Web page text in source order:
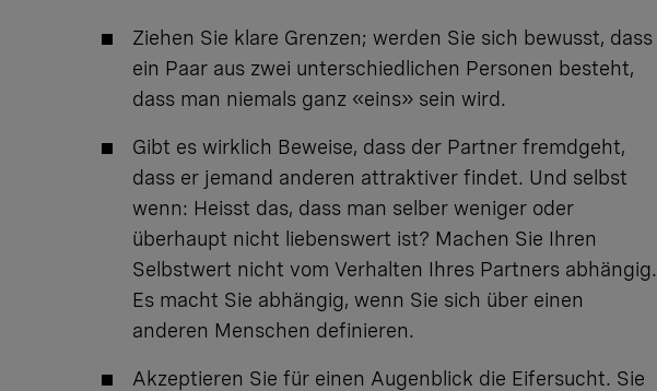
Ziehen Sie klare Grenzen; werden Sie sich bewusst, dass
ein Paar aus zwei unterschiedlichen Personen besteht,
dass man niemals ganz «eins» sein wird.
Gibt es wirklich Beweise, dass der Partner fremdgeht,
dass er jemand anderen attraktiver findet. Und selbst
wenn: Heisst das, dass man selber weniger oder
überhaupt nicht liebenswert ist? Machen Sie Ihren
Selbstwert nicht vom Verhalten Ihres Partners abhängig.
Es macht Sie abhängig, wenn Sie sich über einen
anderen Menschen definieren.
Akzeptieren Sie für einen Augenblick die Eifersucht. Sie